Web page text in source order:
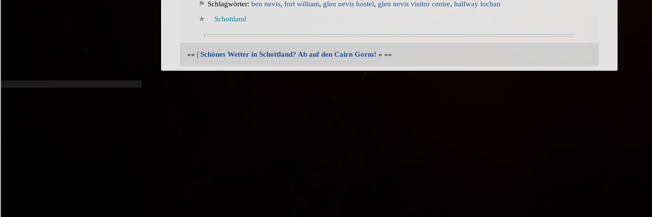
Schlagwörter: ben nevis, fort william, glen nevis hostel, glen nevis visitor centre, halfway lochan
Schottland
«« | Schönes Wetter in Schottland? Ab auf den Cairn Gorm! » »»